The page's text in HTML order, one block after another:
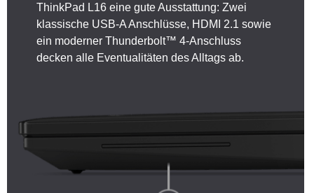
ThinkPad L16 eine gute Ausstattung: Zwei
klassische USB-A Anschlüsse, HDMI 2.1 sowie
ein moderner Thunderbolt™ 4-Anschluss
decken alle Eventualitäten des Alltags ab.